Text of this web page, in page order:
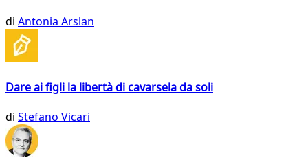
di Antonia Arslan
Dare ai figli la libertà di cavarsela da soli
di Stefano Vicari